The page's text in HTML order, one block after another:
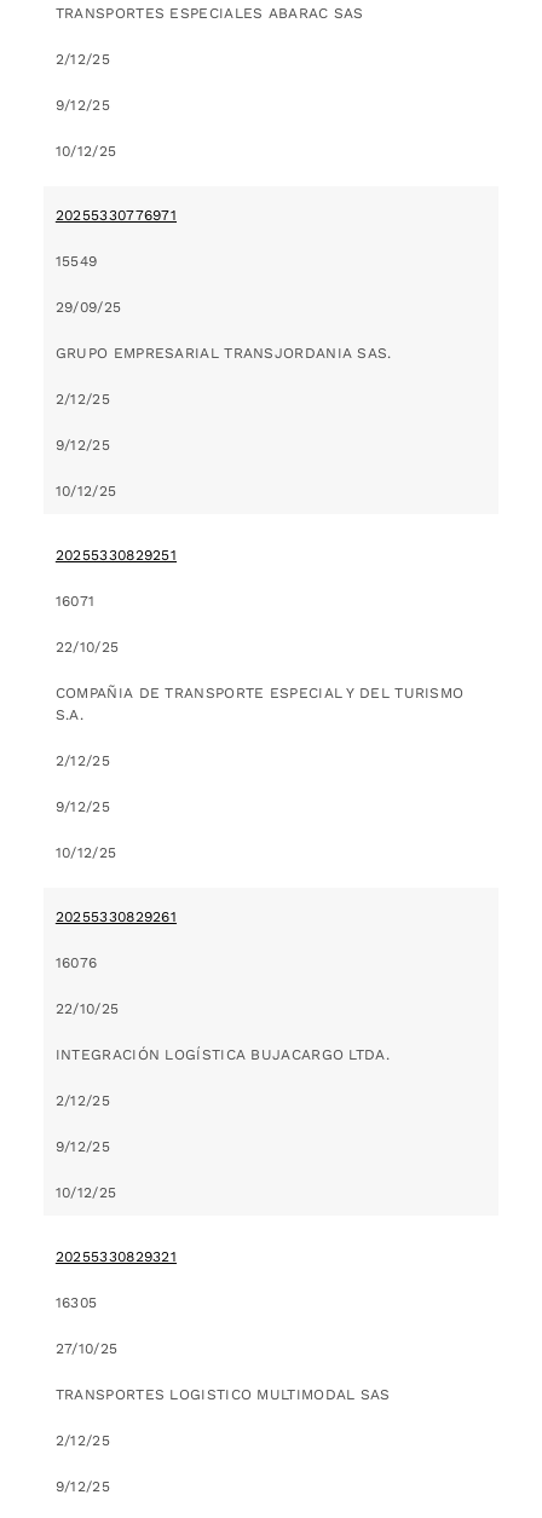
TRANSPORTES ESPECIALES ABARAC SAS
2/12/25
9/12/25
10/12/25
20255330776971
15549
29/09/25
GRUPO EMPRESARIAL TRANSJORDANIA SAS.
2/12/25
9/12/25
10/12/25
20255330829251
16071
22/10/25
COMPAÑIA DE TRANSPORTE ESPECIAL Y DEL TURISMO
S.A.
2/12/25
9/12/25
10/12/25
20255330829261
16076
22/10/25
INTEGRACIÓN LOGÍSTICA BUJACARGO LTDA.
2/12/25
9/12/25
10/12/25
20255330829321
16305
27/10/25
TRANSPORTES LOGISTICO MULTIMODAL SAS
2/12/25
9/12/25